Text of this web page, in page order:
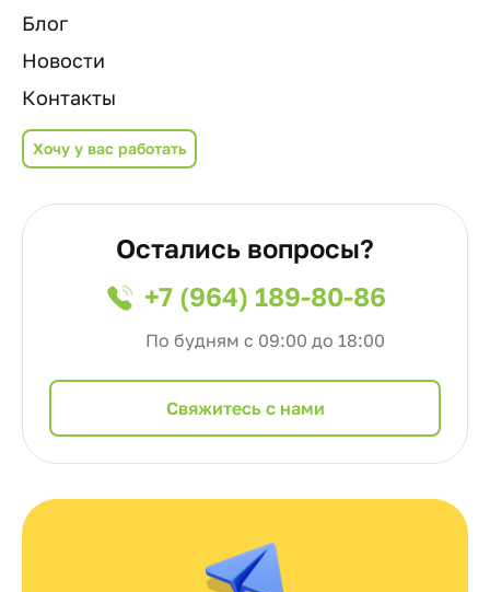
Блог
Новости
Контакты
Хочу у вас работать
Остались вопросы?
+7 (964) 189-80-86
По будням с 09:00 до 18:00
Cвяжитесь с нами